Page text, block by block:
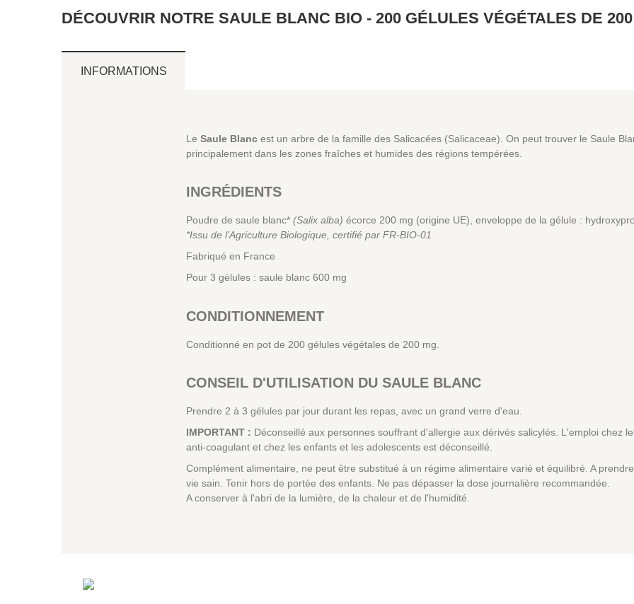
DÉCOUVRIR NOTRE SAULE BLANC BIO - 200 GÉLULES VÉGÉTALES DE
INFORMATIONS
Le Saule Blancest un arbre de la famille des Salicacées (Salicaceae). On peut trouver le Saule
principalement dans les zones fraîches et humides des régions tempérées.
INGRÉDIENTS
Poudre de saule blanc* (Salix alba) écorce 200 mg (origine UE), enveloppe de la gélule :
*Issu de l'Agriculture Biologique, certifié par FR-BIO-01
Fabriqué en France
Pour 3 gélules : saule blanc 600 mg
CONDITIONNEMENT
Conditionné en pot de 200 gélules végétales de 200 mg.
CONSEIL D'UTILISATION DU SAULE BLANC
Prendre 2 à 3 gélules par jour durant les repas, avec un grand verre d'eau.
IMPORTANT : Déconseillé aux personnes souffrant d'allergie aux dérivés salicylés. L'emploi chez
anti-coagulant et chez les enfants et les adolescents est déconseillé.
Complément alimentaire, ne peut être substitué à un régime alimentaire varié et équilibré. A
vie sain. Tenir hors de portée des enfants. Ne pas dépasser la dose journalière recommandée.
A conserver à l'abri de la lumière, de la chaleur et de l'humidité.